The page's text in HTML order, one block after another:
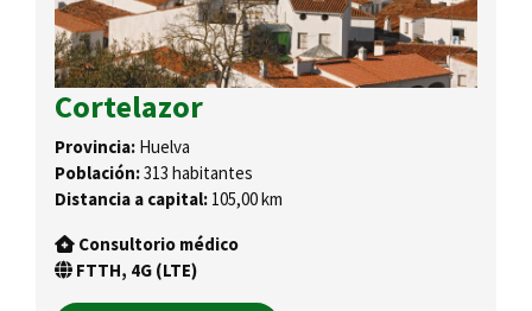
Cortelazor
Provincia: Huelva
Población:313 habitantes
Distancia a capital: 105,00 km
Consultorio médico
FTTH, 4G (LTE)